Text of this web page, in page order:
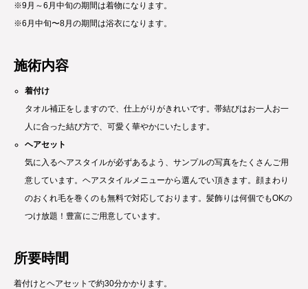
※9月～6月中旬の期間は着物になります。
※6月中旬〜8月の期間は浴衣になります。
施術内容
着付け
タオル補正をしますので、仕上がりがきれいです。帯結びはお一人お一
人に合った結び方で、可愛く華やかにいたします。
ヘアセット
気に入るヘアスタイルが必ずあるよう、サンプルの写真をたくさんご用
意しています。ヘアスタイルメニューから選んでい頂きます。顔まわり
のおくれ毛を巻くのも無料で対応しております。髪飾りは何個でもOKの
つけ放題！豊富にご用意しています。
所要時間
着付けとヘアセットで約30分かかります。